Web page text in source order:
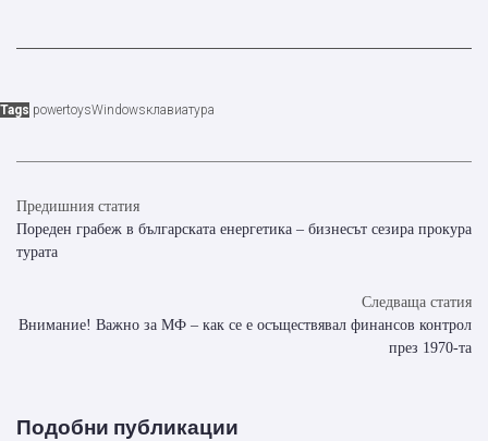
Tags powertoysWindowsклавиатура
Предишния статия
Пореден грабеж в българската енергетика – бизнесът сезира прокура
турата
Следваща статия
Внимание! Важно за МФ – как се е осъществявал финансов контрол
през 1970-та
Подобни публикации